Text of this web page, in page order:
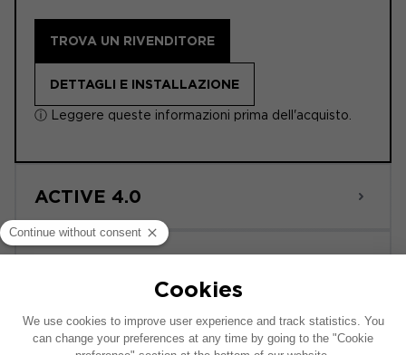
TROVA UN RIVENDITORE
DETTAGLI E INSTALLAZIONE
ⓘ Leggere queste informazioni prima dell'acquisto.
ACTIVE 4.0
Questo schema di installazione si basa su un